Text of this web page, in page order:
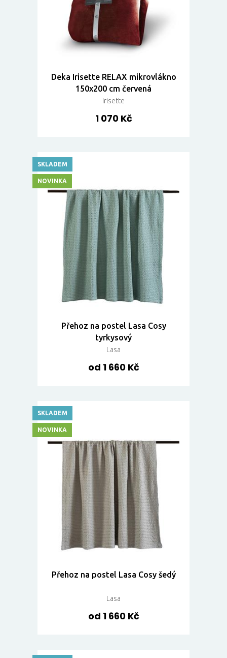
Deka Irisette RELAX mikrovlákno
150x200 cm červená
Irisette
1 070 Kč
Přehoz na postel Lasa Cosy
tyrkysový
Lasa
od 1 660 Kč
SKLADEM
NOVINKA
Přehoz na postel Lasa Cosy šedý
Lasa
od 1 660 Kč
SKLADEM
NOVINKA